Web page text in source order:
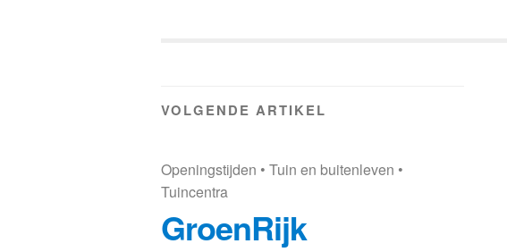
VOLGENDE ARTIKEL
Openingstijden • Tuin en buitenleven •
Tuincentra
GroenRijk